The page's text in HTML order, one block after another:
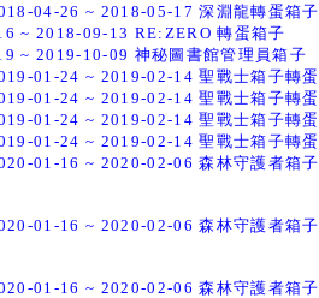
04-26 ~ 2018-05-17 深淵龍轉蛋箱子
~ 2018-09-13 RE:ZERO 轉蛋箱子
~ 2019-10-09 神秘圖書館管理員箱子
01-24 ~ 2019-02-14 聖戰士箱子轉蛋
01-24 ~ 2019-02-14 聖戰士箱子轉蛋
01-24 ~ 2019-02-14 聖戰士箱子轉蛋
01-24 ~ 2019-02-14 聖戰士箱子轉蛋
01-16 ~ 2020-02-06 森林守護者箱子
01-16 ~ 2020-02-06 森林守護者箱子
01-16 ~ 2020-02-06 森林守護者箱子